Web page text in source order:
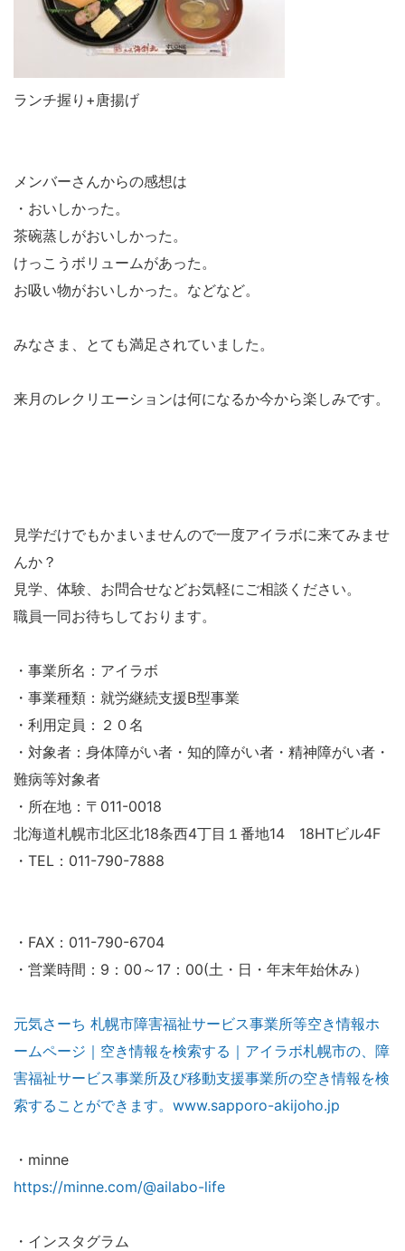
ランチ握り+唐揚げ
メンバーさんからの感想は
・おいしかった。
茶碗蒸しがおいしかった。
けっこうボリュームがあった。
お吸い物がおいしかった。などなど。
みなさま、とても満足されていました。
来月のレクリエーションは何になるか今から楽しみです。
見学だけでもかまいませんので一度アイラボに来てみませ
んか？
見学、体験、お問合せなどお気軽にご相談ください。
職員一同お待ちしております。
・事業所名：アイラボ
・事業種類：就労継続支援B型事業
・利用定員：２０名
・対象者：身体障がい者・知的障がい者・精神障がい者・
難病等対象者
・所在地：〒011-0018
北海道札幌市北区北18条西4丁目１番地14 18HTビル4F
・TEL：011-790-7888
・FAX：011-790-6704
・営業時間：9：00～17：00(土・日・年末年始休み）
元気さーち 札幌市障害福祉サービス事業所等空き情報ホ
ームページ｜空き情報を検索する｜アイラボ札幌市の、障
害福祉サービス事業所及び移動支援事業所の空き情報を検
索することができます。www.sapporo-akijoho.jp
・minne
https://minne.com/@ailabo-life
・インスタグラム